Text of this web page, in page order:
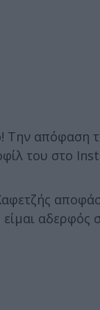
Την απόφαση
του στο
αδερφός